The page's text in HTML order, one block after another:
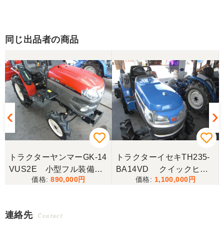
同じ出品者の商品
トラクターヤンマーGK-14
VUS2E 小型フル装備！
人気のヤンマーGKシリー
格にて ！
890,000
トラクターイセキTH235-
BA14VD クイックヒッ
チ仕様作業機脱着らくらく
1,100,000
連絡先 Contact